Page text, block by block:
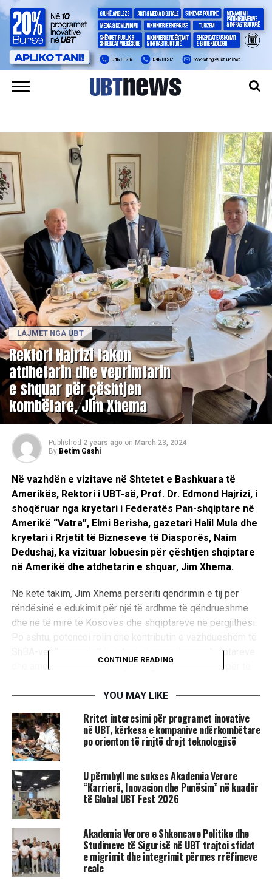
LAJMET NGA UBT
Rektori Hajrizi takon
atdhetarin dhe veprimtarin
e shquar për çështjen
kombëtare, Jim Xhema
Published 2 years ago on March 23, 2024
By Betim Gashi
Në vazhdën e vizitave në Shtetet e Bashkuara të
Amerikës, Rektori i UBT-së, Prof. Dr. Edmond Hajrizi, i
shoqëruar nga kryetari i Federatës Pan-shqiptare në
Amerikë “Vatra”, Elmi Berisha, gazetari Halil Mula dhe
kryetari i Rrjetit të Bizneseve të Diasporës, Naim
Dedushaj, ka vizituar lobuesin për çështjen shqiptare
në Amerikë dhe atdhetarin e shquar, Jim Xhema.
Në këtë takim, Jim Xhema përsëriti qëndrimin e tij për
rëndësinë e edukimit për një të ardhme të qëndrueshme
dhe në të mirë të Kosovës dhe shqiptarëve në përgjithësi.
Po ashtu, potencoi rolin dhe kontributin e vazhdueshëm të
ShBA-ve dhe marrëdhëniet miqësore në mes shqiptarëve
dhe amerikanëve, teksa shprehu gatishmërinë e tij për të
UBT, në Kosovë, si dhe e falënderoi shumë për kontributin
e pazëvendësueshëm që Jim Xhema ka dhënë për lirinë
dhe Pavarësinë e Kosovës dhe për kontributin që po jep
talentëve.
CONTINUE READING
YOU MAY LIKE
Rritet interesimi për programet inovative
në UBT, kërkesa e kompanive ndërkombëtare
po orienton të rinjtë drejt teknologjisë
U përmbyll me sukses Akademia Verore
“Karrierë, Inovacion dhe Punësim” në kuadër
të Global UBT Fest 2026
Akademia Verore e Shkencave Politike dhe
Studimeve të Sigurisë në UBT trajtoi sfidat
e migrimit dhe integrimit përmes rrëfimeve
reale